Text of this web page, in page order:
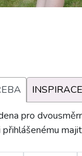
INSPIRACE
pro
přihlášenému